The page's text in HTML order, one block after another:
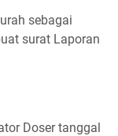
sebagai
surat Laporan
Doser tanggal